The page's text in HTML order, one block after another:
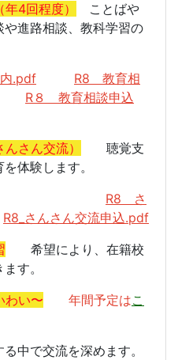
4回程度）
ことばや
進路相談、教科学習の
.pdf
R8 教育相
R８ 教育相談申込
さん交流）
聴覚支
体験します。
R8 さ
R8_さんさん交流申込.pdf
希望により、在籍校
す。
わい〜 年間予定はこ
中で交流を深めます。